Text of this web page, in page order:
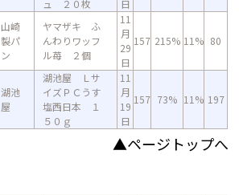
ュ ２０枚
日
山崎
製パ
ン
ヤマザキ ふ
んわりワッフ
ル苺 ２個
11
月
29
日
157 215% 11% 80
湖池
屋
湖池屋 Ｌサ
イズＰＣうす
塩西日本 １
５０ｇ
11
月
19
日
157 73% 11% 197
▲ページトップへ